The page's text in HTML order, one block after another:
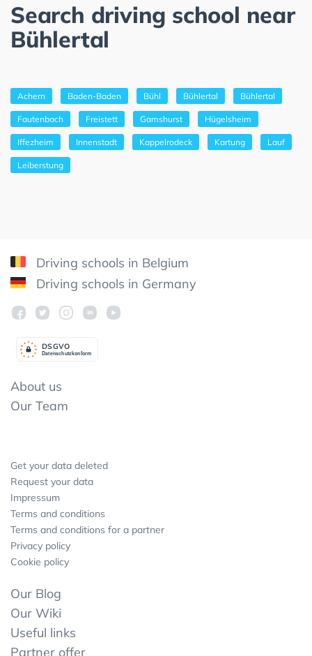
Search driving school near
Bühlertal
Achern Baden-Baden Bühl Bühlertal Bühlertal
Fautenbach Freistett Gamshurst Hügelsheim
Iffezheim Innenstadt Kappelrodeck Kartung Lauf
Leiberstung
Driving schools in Belgium
Driving schools in Germany
Datenschutzkonform
DSGVO
About us
Our Team
Get your data deleted
Request your data
Impressum
Terms and conditions
Terms and conditions for a partner
Privacy policy
Cookie policy
Our Blog
Our Wiki
Useful links
Partner offer